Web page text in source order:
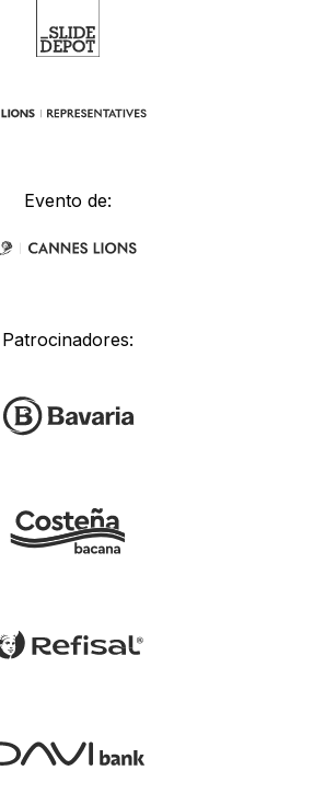
Evento de:
Patrocinadores: